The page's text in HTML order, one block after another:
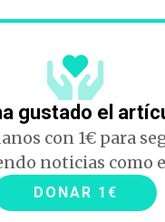
gustado el
con 1€ para
noticias como
DONAR 1€